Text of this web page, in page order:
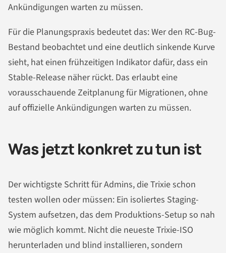
Ankündigungen warten zu müssen.
Für die Planungspraxis bedeutet das: Wer den RC-Bug-
Bestand beobachtet und eine deutlich sinkende Kurve
sieht, hat einen frühzeitigen Indikator dafür, dass ein
Stable-Release näher rückt. Das erlaubt eine
vorausschauende Zeitplanung für Migrationen, ohne
auf offizielle Ankündigungen warten zu müssen.
Was jetzt konkret zu tun ist
Der wichtigste Schritt für Admins, die Trixie schon
testen wollen oder müssen: Ein isoliertes Staging-
System aufsetzen, das dem Produktions-Setup so nah
wie möglich kommt. Nicht die neueste Trixie-ISO
herunterladen und blind installieren, sondern